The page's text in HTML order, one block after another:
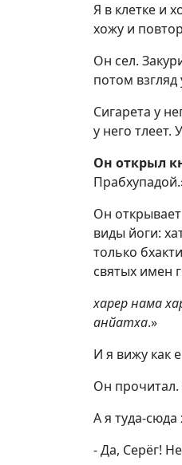
Я в клетке и
хожу и
Он сел.
потом
Сигарета у
у него тлеет.
Он открыл
Он
виды йоги:
только
святых имен
харер нама
анйатха.»
И я вижу как
Он прочитал.
А я туда-
- Да, Серёг!